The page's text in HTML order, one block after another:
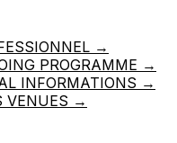
→
PROGRAMME →
INFORMATIONS →
VENUES →